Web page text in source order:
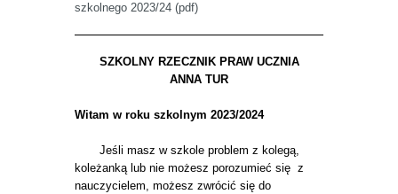
szkolnego 2023/24 (pdf)
SZKOLNY RZECZNIK PRAW UCZNIA
ANNA TUR
Witam w roku szkolnym 2023/2024
Jeśli masz w szkole problem z kolegą,
koleżanką lub nie możesz porozumieć się z
nauczycielem, możesz zwrócić się do